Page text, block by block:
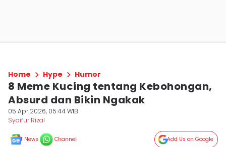
Home Hype Humor
8 Meme Kucing tentang Kebohongan,
Absurd dan Bikin Ngakak
05 Apr 2026, 05:44 WIB
Syaifur Rizal
News Channel Add Us on Google